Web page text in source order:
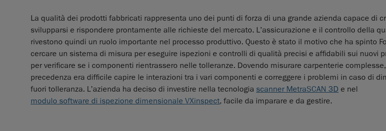
La qualità dei prodotti fabbricati rappresenta uno dei punti di forza di una grande azienda capace di
svilupparsi e rispondere prontamente alle richieste del mercato. L’assicurazione e il controllo della
rivestono quindi un ruolo importante nel processo produttivo. Questo è stato il motivo che ha spinto
cercare un sistema di misura per eseguire ispezioni e controlli di qualità precisi e affidabili sui nuovi
per verificare se i componenti rientrassero nelle tolleranze. Dovendo misurare carpenterie
precedenza era difficile capire le interazioni tra i vari componenti e correggere i problemi in caso di
fuori tolleranza. L’azienda ha deciso di investire nella tecnologia scanner MetraSCAN 3D e nel
modulo software di ispezione dimensionale VXinspect, facile da imparare e da gestire.